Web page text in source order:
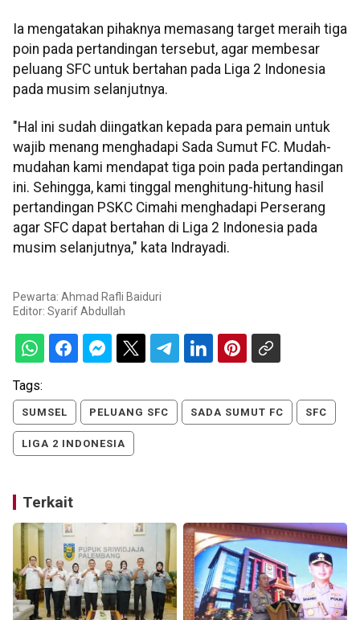
Ia mengatakan pihaknya memasang target meraih tiga
poin pada pertandingan tersebut, agar membesar
peluang SFC untuk bertahan pada Liga 2 Indonesia
pada musim selanjutnya.
"Hal ini sudah diingatkan kepada para pemain untuk
wajib menang menghadapi Sada Sumut FC. Mudah-
mudahan kami mendapat tiga poin pada pertandingan
ini. Sehingga, kami tinggal menghitung-hitung hasil
pertandingan PSKC Cimahi menghadapi Perserang
agar SFC dapat bertahan di Liga 2 Indonesia pada
musim selanjutnya," kata Indrayadi.
Pewarta: Ahmad Rafli Baiduri
Editor: Syarif Abdullah
Tags:
SUMSEL PELUANG SFC SADA SUMUT FC SFC
LIGA 2 INDONESIA
Terkait